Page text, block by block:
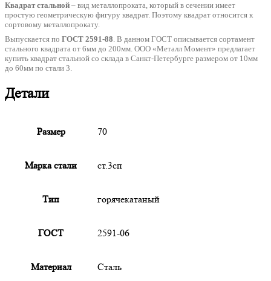
Квадрат стальной – вид металлопроката, который в сечении имеет
простую геометрическую фигуру квадрат. Поэтому квадрат относится к
сортовому металлопрокату.
Выпускается по ГОСТ 2591-88. В данном ГОСТ описывается сортамент
стального квадрата от 6мм до 200мм. ООО «Металл Момент» предлагает
купить квадрат стальной со склада в Санкт-Петербурге размером от 10мм
до 60мм по стали 3.
Детали
Размер 70
Марка стали ст.3сп
Тип горячекатаный
ГОСТ 2591-06
Материал Сталь